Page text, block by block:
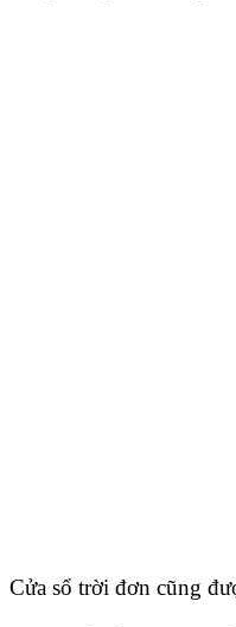
Cửa sổ trời đơn cũng